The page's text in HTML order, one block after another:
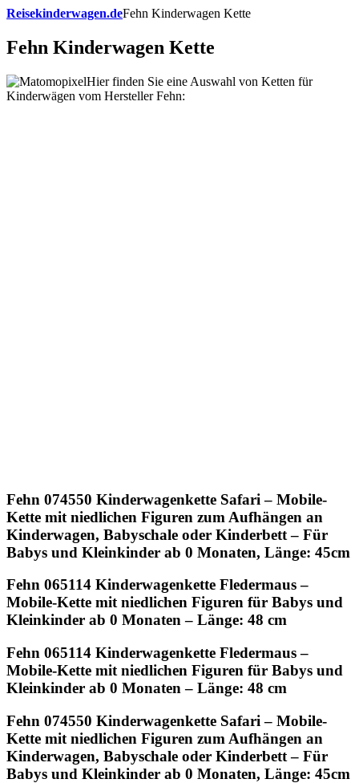
Reisekinderwagen.deFehn Kinderwagen Kette
Fehn Kinderwagen Kette
Hier finden Sie eine Auswahl von Ketten für
Kinderwägen vom Hersteller Fehn:
Fehn 074550 Kinderwagenkette Safari – Mobile-
Kette mit niedlichen Figuren zum Aufhängen an
Kinderwagen, Babyschale oder Kinderbett – Für
Babys und Kleinkinder ab 0 Monaten, Länge: 45cm
Fehn 065114 Kinderwagenkette Fledermaus –
Mobile-Kette mit niedlichen Figuren für Babys und
Kleinkinder ab 0 Monaten – Länge: 48 cm
Fehn 065114 Kinderwagenkette Fledermaus –
Mobile-Kette mit niedlichen Figuren für Babys und
Kleinkinder ab 0 Monaten – Länge: 48 cm
Fehn 074550 Kinderwagenkette Safari – Mobile-
Kette mit niedlichen Figuren zum Aufhängen an
Kinderwagen, Babyschale oder Kinderbett – Für
Babys und Kleinkinder ab 0 Monaten, Länge: 45cm